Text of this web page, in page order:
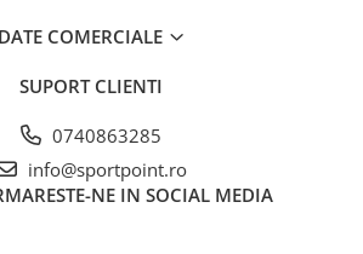
DATE COMERCIALE
SUPORT CLIENTI
0740863285
info@sportpoint.ro
NE IN SOCIAL MEDIA